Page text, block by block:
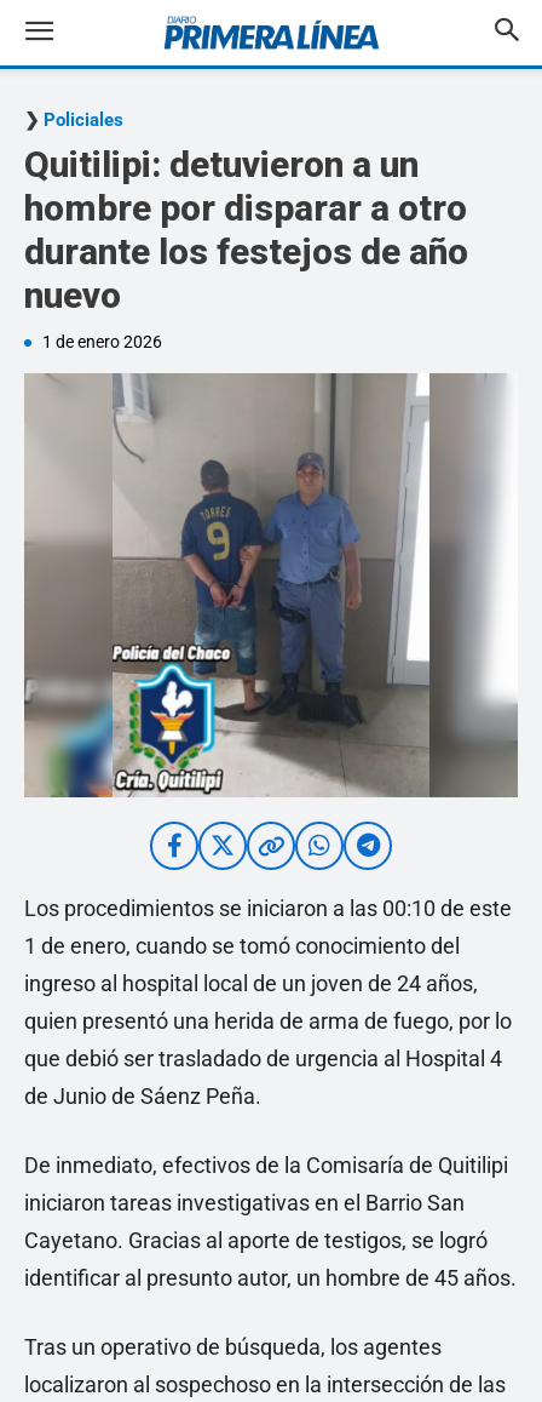
Policiales
Quitilipi: detuvieron a un
hombre por disparar a otro
durante los festejos de año
nuevo
1 de enero 2026
Los procedimientos se iniciaron a las 00:10 de este
1 de enero, cuando se tomó conocimiento del
ingreso al hospital local de un joven de 24 años,
quien presentó una herida de arma de fuego, por lo
que debió ser trasladado de urgencia al Hospital 4
de Junio ​​de Sáenz Peña.
De inmediato, efectivos de la Comisaría de Quitilipi
iniciaron tareas investigativas en el Barrio San
Cayetano. Gracias al aporte de testigos, se logró
identificar al presunto autor, un hombre de 45 años.
Tras un operativo de búsqueda, los agentes
localizaron al sospechoso en la intersección de las